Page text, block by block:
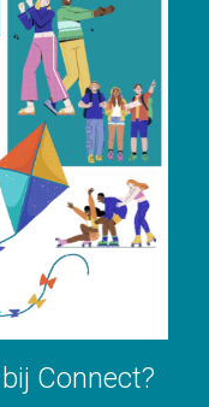
Connect?